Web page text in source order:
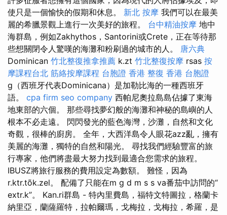
使只是一個愉快的假期和休息。 新北 按摩 我們可以在最美
麗的希臘景觀上進行一次美好的旅程。 台中精油按摩 地中
海群島，例如Zakhythos，Santorini或Crete，正在等待那
些想關閉令人驚嘆的海灘和粉刷過的城市的人。 唐六典
Dominican 竹北整復推拿推薦 k.zt 竹北整復按摩 rsas 按
摩課程台北 筋絡按摩課程 台胞證 香港 整復 香港 台胞證
g（西班牙代表Dominicana）是加勒比海的一種西班牙
語。 cpa firm seo company 西帕尼奧拉島島佔據了東海
地東部的六個。 那些尋找夢幻般的海灘和神秘的島嶼的人
根本不必走遠。 閃閃發光的藍色海灣，沙灘，自然和文化
奇觀，很棒的廚房。 全年，大西洋島令人眼花azz亂，擁有
美麗的海灘，獨特的自然和陽光。 尋找我們經驗豐富的旅
行專家，他們將盡最大努力找到最適合您需求的旅程。
IBUSZ將旅行服務的費用設定為數額。 難怪，因為
r.ktr.tõk.zel。 配備了只能在m g d m s s va番茄中訪問的“
extr.k”。 Kan.ri群島 - 特內里費島，福特文特圖拉，格蘭卡
納里亞，蘭薩羅特，拉帕爾瑪，戈梅拉，戈梅拉，希羅，是